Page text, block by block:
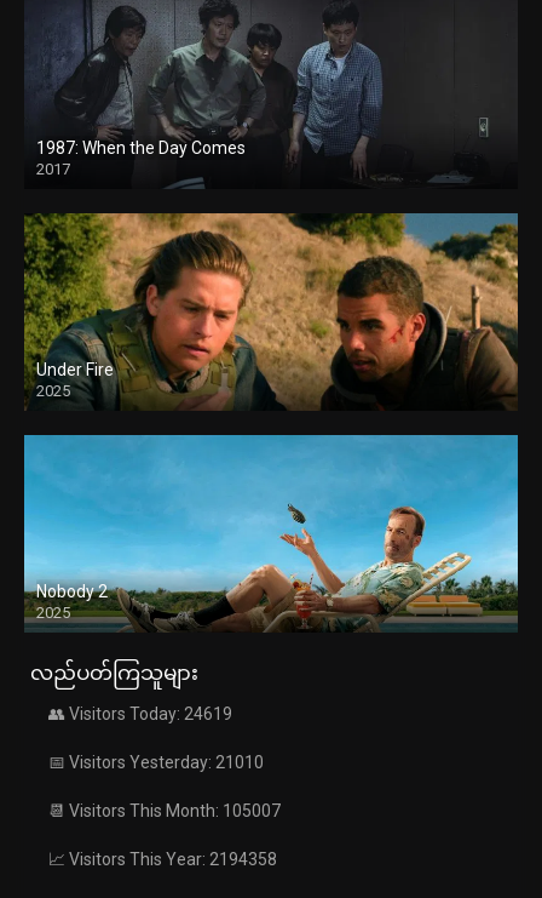
1987: When the Day Comes
2017
Under Fire
2025
Nobody 2
2025
လည်ပတ်ကြသူများ
👥 Visitors Today: 24619
📅 Visitors Yesterday: 21010
📆 Visitors This Month: 105007
📈 Visitors This Year: 2194358